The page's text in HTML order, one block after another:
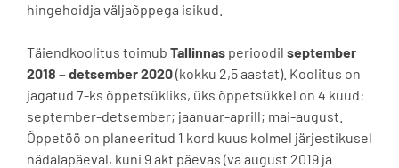
hingehoidja väljaõppega isikud.
Täiendkoolitus toimub Tallinnas perioodil september
2018 – detsember 2020(kokku 2,5 aastat). Koolitus on
jagatud 7-ks õppetsükliks, üks õppetsükkel on 4 kuud:
september-detsember; jaanuar-aprill; mai-august.
Õppetöö on planeeritud 1 kord kuus kolmel järjestikusel
nädalapäeval, kuni 9 akt päevas (va august 2019 ja